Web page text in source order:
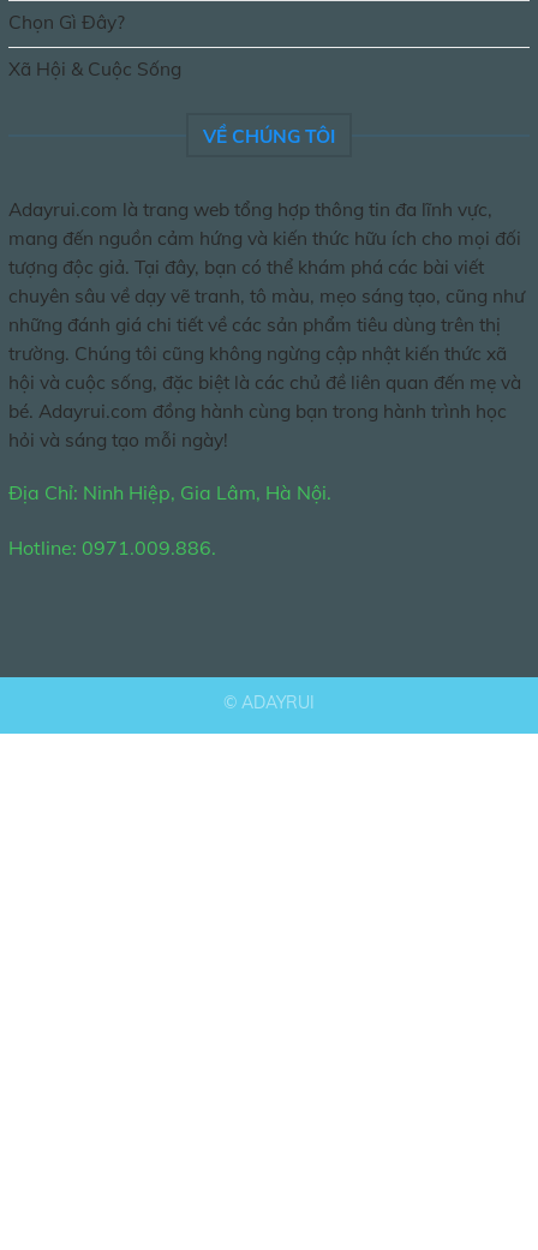
Chọn Gì Đây?
Xã Hội & Cuộc Sống
VỀ CHÚNG TÔI
Adayrui.com là trang web tổng hợp thông tin đa lĩnh vực,
mang đến nguồn cảm hứng và kiến thức hữu ích cho mọi đối
tượng độc giả. Tại đây, bạn có thể khám phá các bài viết
chuyên sâu về dạy vẽ tranh, tô màu, mẹo sáng tạo, cũng như
những đánh giá chi tiết về các sản phẩm tiêu dùng trên thị
trường. Chúng tôi cũng không ngừng cập nhật kiến thức xã
hội và cuộc sống, đặc biệt là các chủ đề liên quan đến mẹ và
bé. Adayrui.com đồng hành cùng bạn trong hành trình học
hỏi và sáng tạo mỗi ngày!
Địa Chỉ: Ninh Hiệp, Gia Lâm, Hà Nội.
Hotline: 0971.009.886.
© ADAYRUI